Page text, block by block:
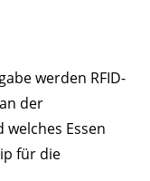
werden RFID-
der
welches Essen
für die